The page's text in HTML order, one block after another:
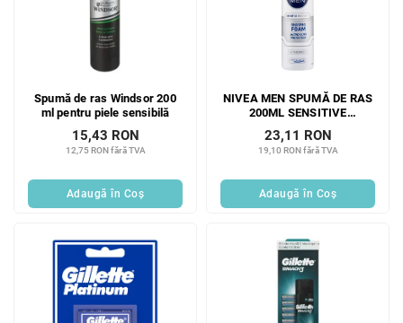
Spumă de ras Windsor 200
ml pentru piele sensibilă
12,75 RON fără TVA
15,43 RON
Adaugă în Coş
NIVEA MEN SPUMĂ DE RAS
200ML SENSITIVE
19,10 RON fără TVA
23,11 RON
Adaugă în Coş